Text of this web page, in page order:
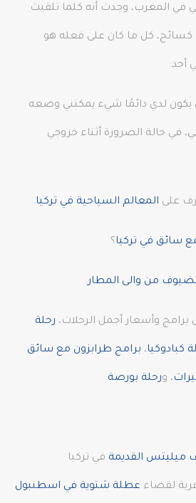
في المغرب، وجدت أنه كلما تلقيت
كسائح، كل ما كان على فعله هو
أحد.
يكون لدي دائمًا شيء يمكنني وضعه
في حالة الضرورة أثناء خروجي
على المعالم السياحية في تركيا.
سائق في تركيا ؟
من والى المطار.
برامج وأسعار أجمل الرحلات، رحلة
كبادوكيا، برامج طرابزون مع سائق
، ورحلة بورصة.
ميليتس القديمة في تركيا
لقضاء عطلة شتوية في اسطنبول